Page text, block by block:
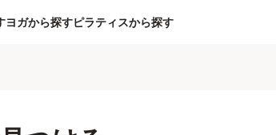
ヨガから探すピラティスから探す